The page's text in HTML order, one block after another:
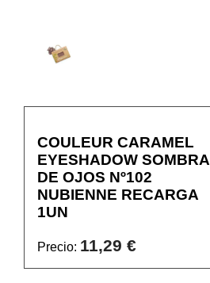
COULEUR CARAMEL
EYESHADOW SOMBRA
DE OJOS Nº102
NUBIENNE RECARGA
1UN
Precio: 11,29 €